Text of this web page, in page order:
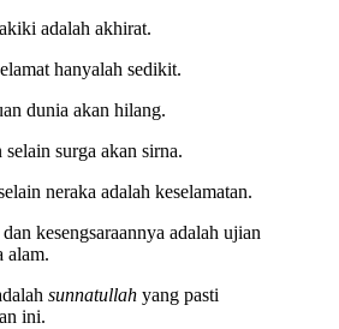
adalah akhirat.
hanyalah sedikit.
dunia akan hilang.
surga akan sirna.
neraka adalah keselamatan.
kesengsaraannya adalah ujian
alam.
sunnatullah yang pasti
ini.